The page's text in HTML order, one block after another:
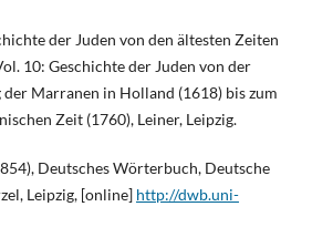
der Juden von den ältesten Zeiten
10: Geschichte der Juden von der
Marranen in Holland (1618) bis zum
Zeit (1760), Leiner, Leipzig.
Deutsches Wörterbuch, Deutsche
Leipzig, [online] http://dwb.uni-